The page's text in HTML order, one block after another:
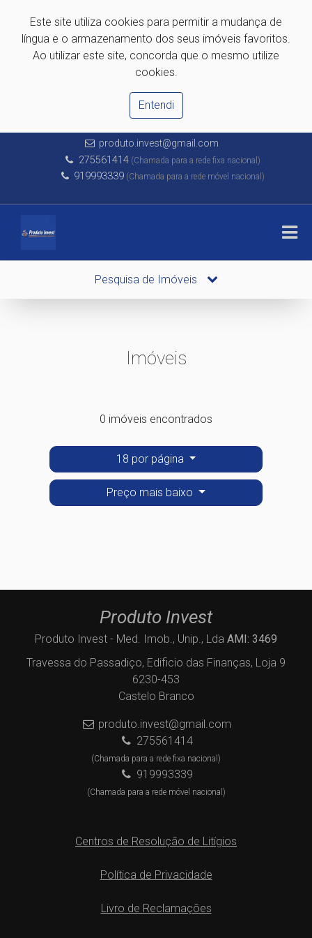
Este site utiliza cookies para permitir a mudança de
língua e o armazenamento dos seus imóveis favoritos.
Ao utilizar este site, concorda que o mesmo utilize
cookies.
Entendi
produto.invest@gmail.com
275561414(Chamada para a rede fixa nacional)
919993339 (Chamada para a rede móvel nacional)
Pesquisa de Imóveis
Imóveis
0 imóveis encontrados
18 por página
Preço mais baixo
Produto Invest
Produto Invest - Med. Imob., Unip., Lda AMI: 3469
Travessa do Passadiço, Edificio das Finanças, Loja 9
6230-453
Castelo Branco
produto.invest@gmail.com
275561414
(Chamada para a rede fixa nacional)
919993339
(Chamada para a rede móvel nacional)
Centros de Resolução de Litígios
Política de Privacidade
Livro de Reclamações